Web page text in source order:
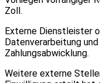
Zoll.
Externe Dienstleister
Datenverarbeitung
Zahlungsabwicklung.
Weitere externe